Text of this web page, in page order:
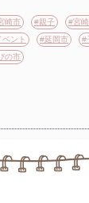
崎市 #親子
#宮
ント #延岡市
#
の市